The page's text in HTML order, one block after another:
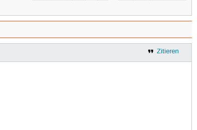
Zitieren